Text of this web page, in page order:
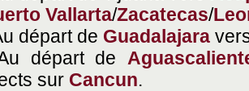
Vallarta/Zacatecas/
départ de Guadalajara
départ de
sur Cancun.